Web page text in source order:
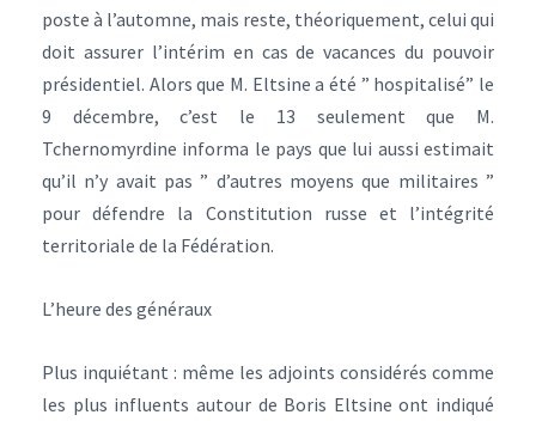
poste à l’automne, mais reste, théoriquement, celui qui
doit assurer l’intérim en cas de vacances du pouvoir
présidentiel. Alors que M. Eltsine a été ” hospitalisé” le
9 décembre, c’est le 13 seulement que M.
Tchernomyrdine informa le pays que lui aussi estimait
qu’il n’y avait pas ” d’autres moyens que militaires ”
pour défendre la Constitution russe et l’intégrité
territoriale de la Fédération.
L’heure des généraux
Plus inquiétant : même les adjoints considérés comme
les plus influents autour de Boris Eltsine ont indiqué